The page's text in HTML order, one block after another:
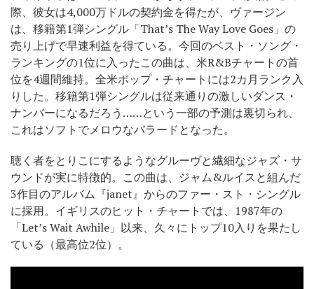
際、彼女は4,000万ドルの契約金を得たが、ヴァージン
は、移籍第1弾シングル「That’s The Way Love Goes」の
売り上げで早速利益を得ている。今回のベスト・ソング・
ランキングの1位に入ったこの曲は、米R&Bチャートの首
位を4週間維持。全米ポップ・チャートには2カ月ランク入
りした。移籍第1弾シングルは従来通りの激しいダンス・
ナンバーになるだろう……という一部の予測は裏切られ、
これはソフトでメロウなバラードとなった。
聴く者をとりこにするようなグルーヴと繊細なジャズ・サ
ウンドが実に特徴的。この曲は、ジャム&ルイスと組んだ
3作目のアルバム『janet』からのファー・スト・シングル
に採用。イギリスのヒット・チャートでは、1987年の
「Let’s Wait Awhile」以来、久々にトップ10入りを果たし
ている（最高位2位）。